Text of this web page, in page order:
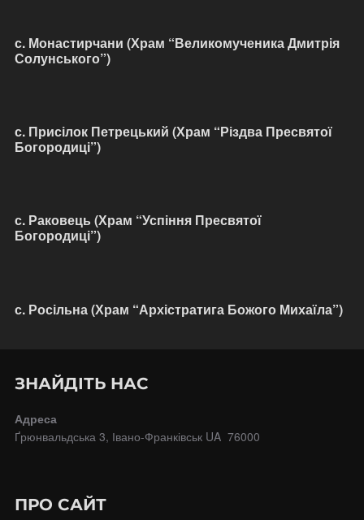
с. Монастирчани (Храм “Великомученика Дмитрія
Солунського”)
с. Присілок Петрецький (Храм “Різдва Пресвятої
Богородиці”)
с. Раковець (Храм “Успіння Пресвятої
Богородиці”)
с. Росільна (Храм “Архістратига Божого Михаїла”)
ЗНАЙДІТЬ НАС
Адреса
Ґрюнвальдська 3, Івано-Франківськ UA 76000
ПРО САЙТ